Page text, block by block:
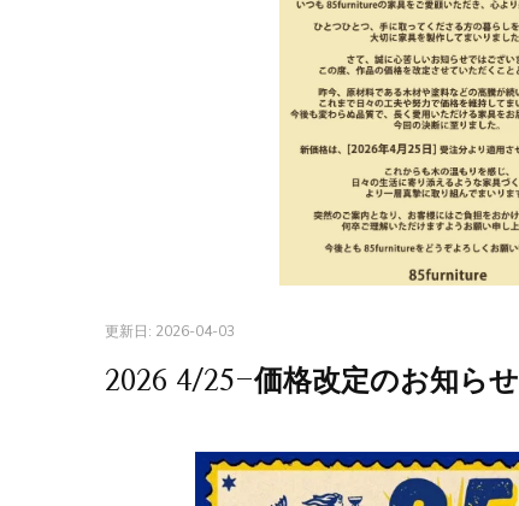
更新日: 2026-04-03
2026 4/25-価格改定のお知らせ